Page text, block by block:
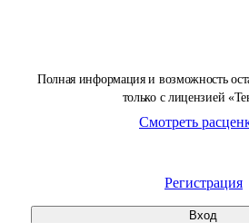
Полная информация и возможность
только с лицензией
Смотреть
Регистрация
Вход